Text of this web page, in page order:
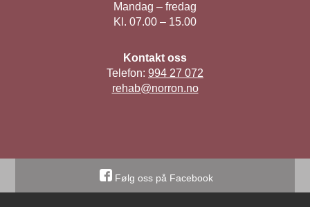
Mandag – fredag
Kl. 07.00 – 15.00
Kontakt oss
Telefon: 994 27 072
rehab@norron.no
Følg oss på Facebook